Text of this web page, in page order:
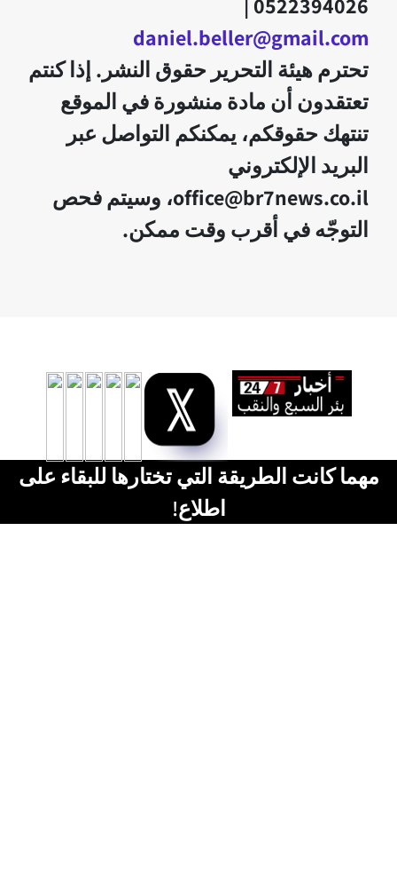
daniel.beller@gmail.com
تحترم هيئة التحرير حقوق النشر. إذا كنتم
تعتقدون أن مادة منشورة في الموقع
تنتهك حقوقكم، يمكنكم التواصل عبر
البريد الإلكتروني
office@br7news.co.il، وسيتم فحص
التوجّه في أقرب وقت ممكن.
مهما كانت الطريقة التي تختارها للبقاء على
اطلاع!